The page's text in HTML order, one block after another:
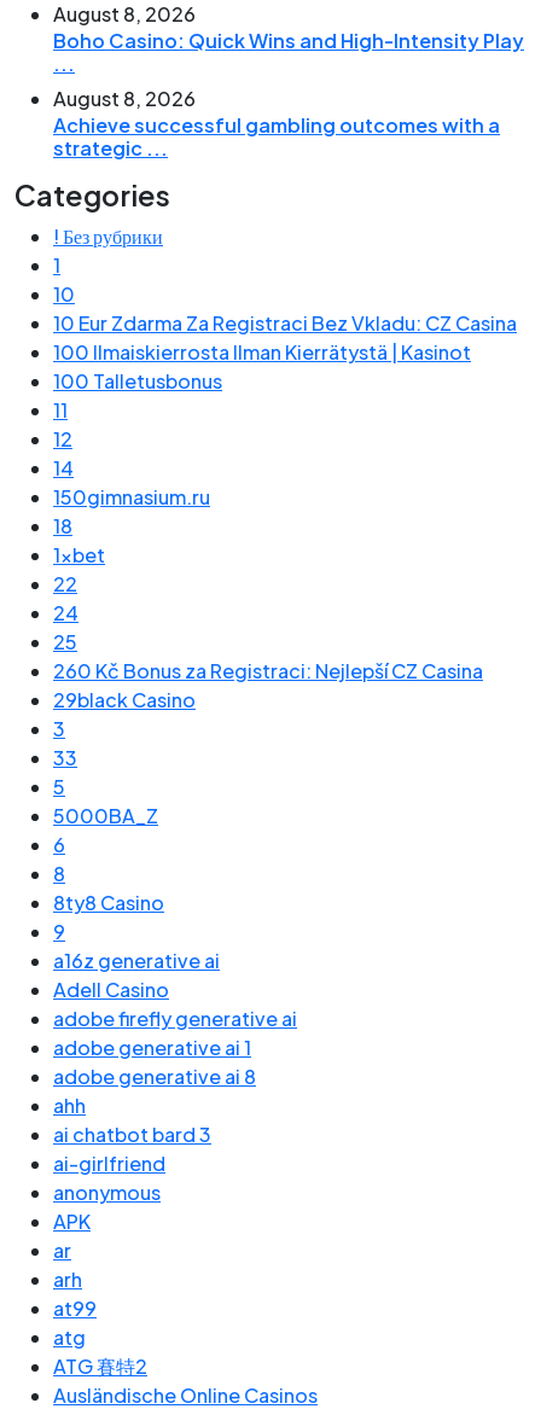
August 8, 2026
Boho Casino: Quick Wins and High-Intensity Play
...
August 8, 2026
Achieve successful gambling outcomes with a
strategic ...
Categories
! Без рубрики
1
10
10 Eur Zdarma Za Registraci Bez Vkladu: CZ Casina
100 Ilmaiskierrosta Ilman Kierrätystä | Kasinot
100 Talletusbonus
11
12
14
150gimnasium.ru
18
1xbet
22
24
25
260 Kč Bonus za Registraci: Nejlepší CZ Casina
29black Casino
3
33
5
5000BA_Z
6
8
8ty8 Casino
9
a16z generative ai
Adell Casino
adobe firefly generative ai
adobe generative ai 1
adobe generative ai 8
ahh
ai chatbot bard 3
ai-girlfriend
anonymous
APK
ar
arh
at99
atg
ATG 賽特2
Ausländische Online Casinos